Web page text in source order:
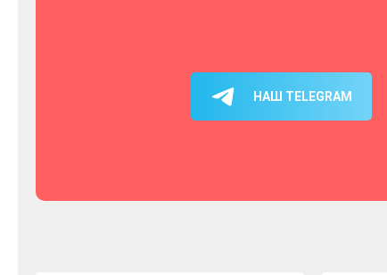
НАШ TELEGRAM